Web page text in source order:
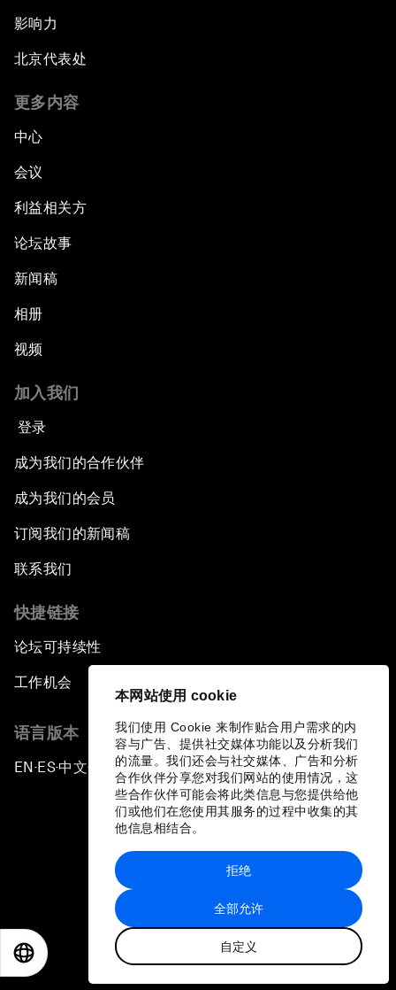
本网站使用 cookie
我们使用 Cookie 来制作贴合用户需求的内
容与广告、提供社交媒体功能以及分析我们
的流量。我们还会与社交媒体、广告和分析
合作伙伴分享您对我们网站的使用情况，这
些合作伙伴可能会将此类信息与您提供给他
们或他们在您使用其服务的过程中收集的其
他信息相结合。
全部允许
自定义
拒绝
影响力
北京代表处
更多内容
中心
会议
利益相关方
论坛故事
新闻稿
相册
视频
加入我们
登录
成为我们的合作伙伴
成为我们的会员
订阅我们的新闻稿
联系我们
快捷链接
论坛可持续性
工作机会
语言版本
EN ▪ES▪中文▪ 日本語
站点地图
世界经济论坛